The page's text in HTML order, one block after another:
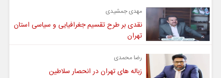
مهدی جمشیدی
نقدی بر طرح تقسیم جغرافیایی و سیاسی استان
تهران
رضا محمدی
زباله های تهران در انحصار سلاطین